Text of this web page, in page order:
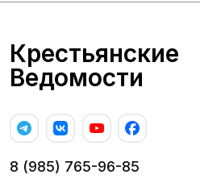
Крестьянские
Ведомости
8 (985) 765-96-85